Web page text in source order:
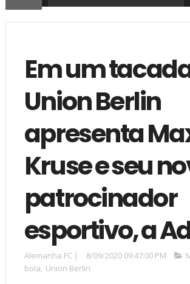
Em um
Union Berlin
apresenta
Kruse e seu
patrocinador
esportivo, a
Alemanha FC | 8/09/2020 09:47:00 PM
bola, Union Berlin